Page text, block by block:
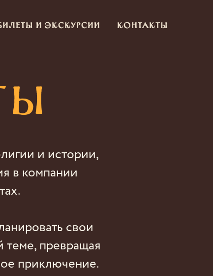
и экскурсии Контакты
и истории,
в компании
свои
теме, превращая
приключение.